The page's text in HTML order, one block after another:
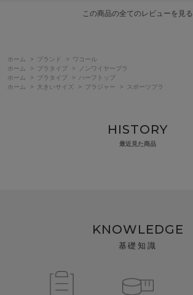
この商品の全てのレビューを見る
ホーム > ブランド >
ワコール
ホーム
> ブラタイプ >
ノンワイヤーブラ
ホーム
> ブラタイプ >
ハーフトップ
ホーム
> 大きいサイズ > ブラジャー > スポーツブラ
HISTORY
最近見た商品
KNOWLEDGE
基礎知識